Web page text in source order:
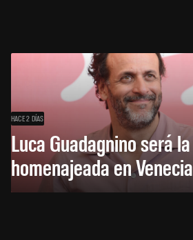
HACE 2 DÍAS
Luca Guadagnino será
homenajeada en